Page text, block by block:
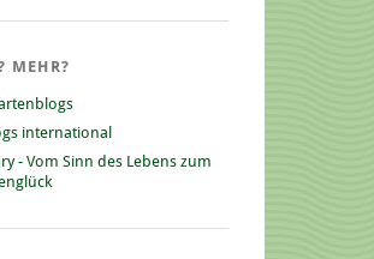
MEHR?
international
- Vom Sinn des Lebens zum